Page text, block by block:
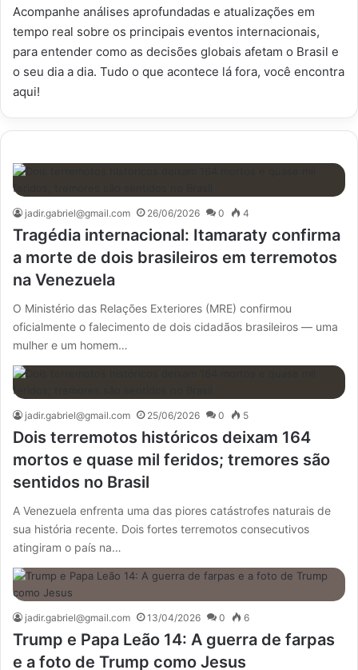
Acompanhe análises aprofundadas e atualizações em
tempo real sobre os principais eventos internacionais,
para entender como as decisões globais afetam o Brasil e
o seu dia a dia. Tudo o que acontece lá fora, você encontra
aqui!
jadir.gabriel@gmail.com 26/06/2026 0 4
Tragédia internacional: Itamaraty confirma
a morte de dois brasileiros em terremotos
na Venezuela
O Ministério das Relações Exteriores (MRE) confirmou
oficialmente o falecimento de dois cidadãos brasileiros — uma
mulher e um homem…
jadir.gabriel@gmail.com 25/06/2026 0 5
Dois terremotos históricos deixam 164
mortos e quase mil feridos; tremores são
sentidos no Brasil
A Venezuela enfrenta uma das piores catástrofes naturais de
sua história recente. Dois fortes terremotos consecutivos
atingiram o país na…
jadir.gabriel@gmail.com 13/04/2026 0 6
Trump e Papa Leão 14: A guerra de farpas
e a foto de Trump como Jesus